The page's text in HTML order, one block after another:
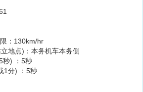
：130km/hr
地点)：本务机车本务侧
秒) ：5秒
1分) ：5秒